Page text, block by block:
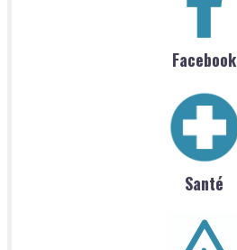
Facebook
Santé